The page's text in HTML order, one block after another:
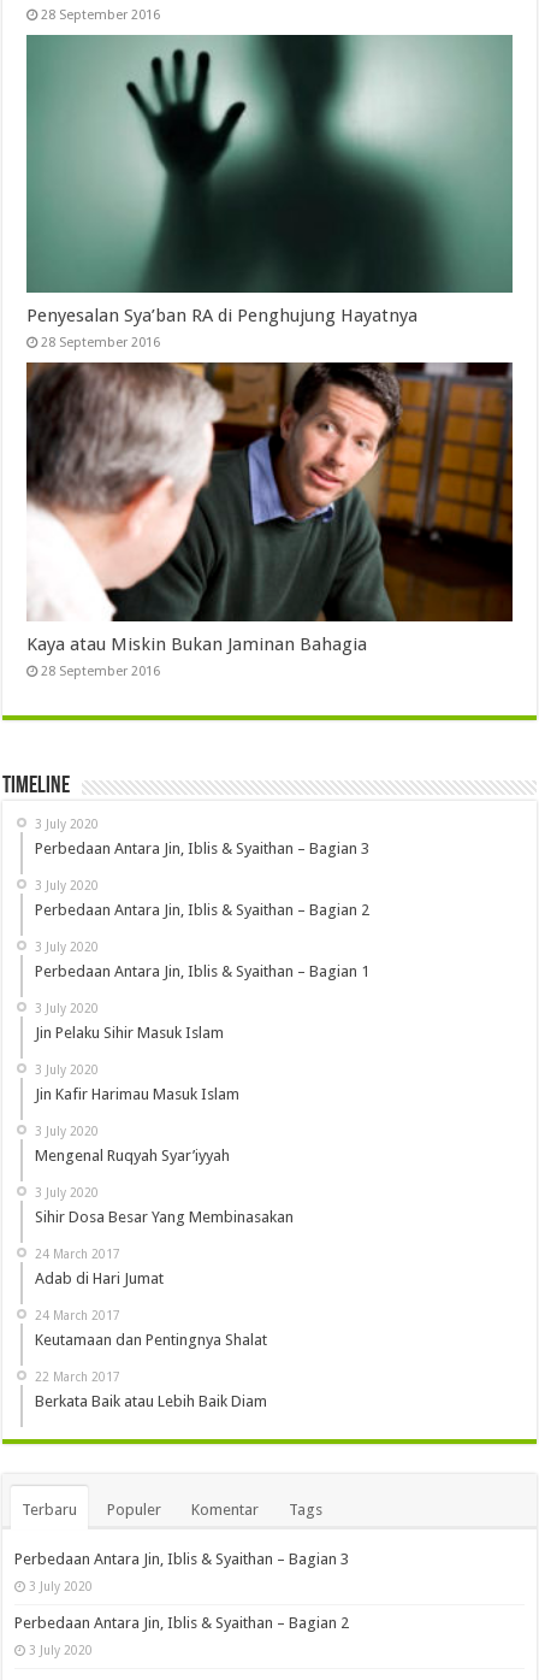
28 September 2016
Penyesalan Sya’ban RA di Penghujung Hayatnya
28 September 2016
Kaya atau Miskin Bukan Jaminan Bahagia
28 September 2016
Timeline
3 July 2020
Perbedaan Antara Jin, Iblis & Syaithan – Bagian 3
3 July 2020
Perbedaan Antara Jin, Iblis & Syaithan – Bagian 2
3 July 2020
Perbedaan Antara Jin, Iblis & Syaithan – Bagian 1
3 July 2020
Jin Pelaku Sihir Masuk Islam
3 July 2020
Jin Kafir Harimau Masuk Islam
3 July 2020
Mengenal Ruqyah Syar’iyyah
3 July 2020
Sihir Dosa Besar Yang Membinasakan
24 March 2017
Adab di Hari Jumat
24 March 2017
Keutamaan dan Pentingnya Shalat
22 March 2017
Berkata Baik atau Lebih Baik Diam
Terbaru Populer Komentar Tags
Perbedaan Antara Jin, Iblis & Syaithan – Bagian 3
3 July 2020
Perbedaan Antara Jin, Iblis & Syaithan – Bagian 2
3 July 2020